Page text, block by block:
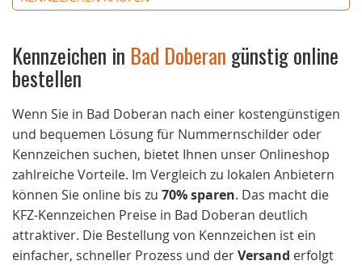
Kennzeichen in Bad Doberangünstig online
bestellen
Wenn Sie in Bad Doberan nach einer kostengünstigen
und bequemen Lösung für Nummernschilder oder
Kennzeichen suchen, bietet Ihnen unser Onlineshop
zahlreiche Vorteile. Im Vergleich zu lokalen Anbietern
können Sie online bis zu 70% sparen. Das macht die
KFZ-Kennzeichen Preise in Bad Doberan deutlich
attraktiver. Die Bestellung von Kennzeichen ist ein
einfacher, schneller Prozess und derVersand erfolgt